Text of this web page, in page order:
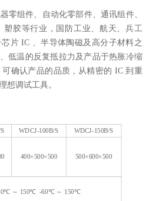
零组件、自动化零部件、通讯组件、
塑胶等行业，国防工业、航天、兵工
片 IC 、半导体陶磁及高分子材料之
低温的反复抵拉力及产品于热胀冷缩
确认产品的品质 , 从精密的 IC 到重
想调试工具。
WDCJ-100B/S
WDCJ-150B/S
400×500×500 500×600×500
～ 150℃ -60℃ ～ 150℃